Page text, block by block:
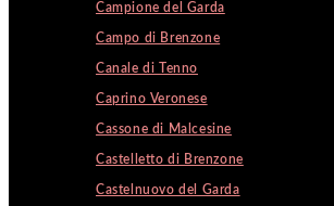
Campione del Garda
Campo di Brenzone
Canale di Tenno
Caprino Veronese
Cassone di Malcesine
Castelletto di Brenzone
Castelnuovo del Garda